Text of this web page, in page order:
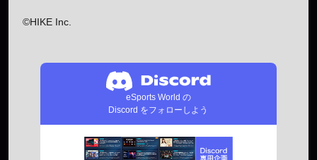
©HIKE Inc.
eSports World の
Discord をフォローしよう